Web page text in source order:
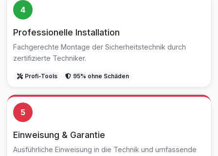
4
Professionelle Installation
Fachgerechte Montage der Sicherheitstechnik durch
zertifizierte Techniker.
Profi-Tools 95% ohne Schäden
5
Einweisung & Garantie
Ausführliche Einweisung in die Technik und umfassende